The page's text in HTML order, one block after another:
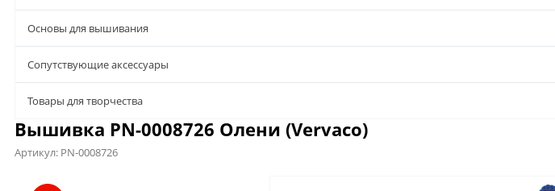
Основы для вышивания
Сопутствующие аксессуары
Товары для творчества
Вышивка PN-0008726 Олени (Vervaco)
Артикул: PN-0008726
Описание